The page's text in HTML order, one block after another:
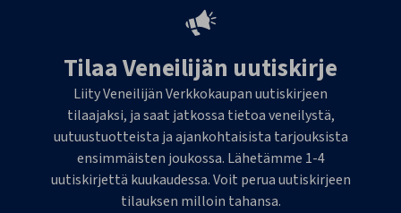
Tilaa Veneilijän uutiskirje
Liity Veneilijän Verkkokaupan uutiskirjeen
tilaajaksi, ja saat jatkossa tietoa veneilystä,
uutuustuotteista ja ajankohtaisista tarjouksista
ensimmäisten joukossa. Lähetämme 1-4
uutiskirjettä kuukaudessa. Voit perua uutiskirjeen
tilauksen milloin tahansa.